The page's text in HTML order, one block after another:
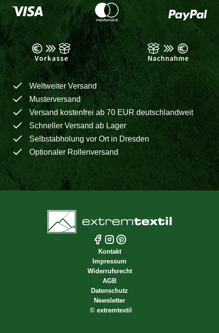
Weltweiter Versand
Musterversand
Versand kostenfrei ab 70 EUR deutschlandweit
Schneller Versand ab Lager
Selbstabholung vor Ort in Dresden
Optionaler Rollenversand
Kontakt
Impressum
Widerrufsrecht
AGB
Datenschutz
Newsletter
© extremtextil